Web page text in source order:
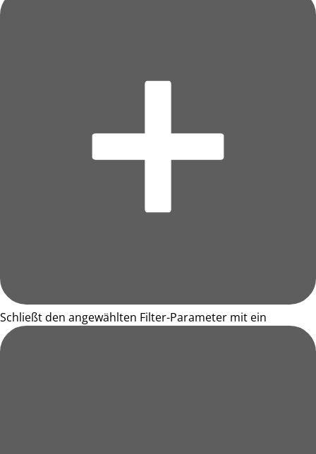
Schließt den angewählten Filter-Parameter mit ein